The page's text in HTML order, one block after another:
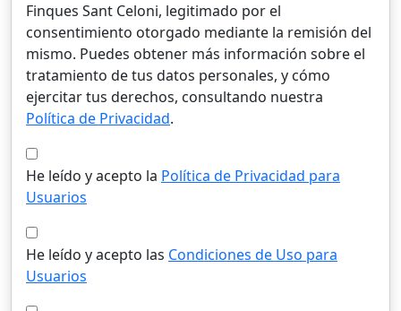
Finques Sant Celoni, legitimado por el
consentimiento otorgado mediante la remisión del
mismo. Puedes obtener más información sobre el
tratamiento de tus datos personales, y cómo
ejercitar tus derechos, consultando nuestra
Política de Privacidad.
He leído y acepto la Política de Privacidad para
Usuarios
He leído y acepto las Condiciones de Uso para
Usuarios